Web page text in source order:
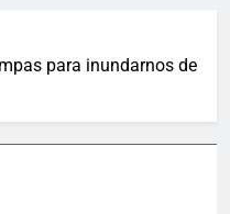
para inundarnos de